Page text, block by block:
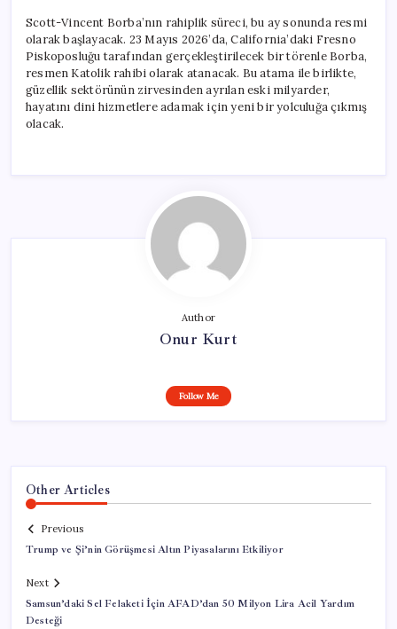
Scott-Vincent Borba’nın rahiplik süreci, bu ay sonunda resmi
olarak başlayacak. 23 Mayıs 2026’da, California’daki Fresno
Piskoposluğu tarafından gerçekleştirilecek bir törenle Borba,
resmen Katolik rahibi olarak atanacak. Bu atama ile birlikte,
güzellik sektörünün zirvesinden ayrılan eski milyarder,
hayatını dini hizmetlere adamak için yeni bir yolculuğa çıkmış
olacak.
Author
Onur Kurt
Follow Me
Other Articles
Previous
Trump ve Şi’nin Görüşmesi Altın Piyasalarını Etkiliyor
Next
Samsun’daki Sel Felaketi İçin AFAD’dan 50 Milyon Lira Acil Yardım
Desteği